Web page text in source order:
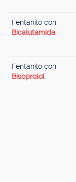
Fentanilo con
Bicalutamida
Fentanilo con
Bisoprolol